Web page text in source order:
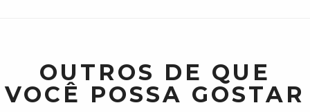
OUTROS DE QUE
VOCÊ POSSA GOSTAR